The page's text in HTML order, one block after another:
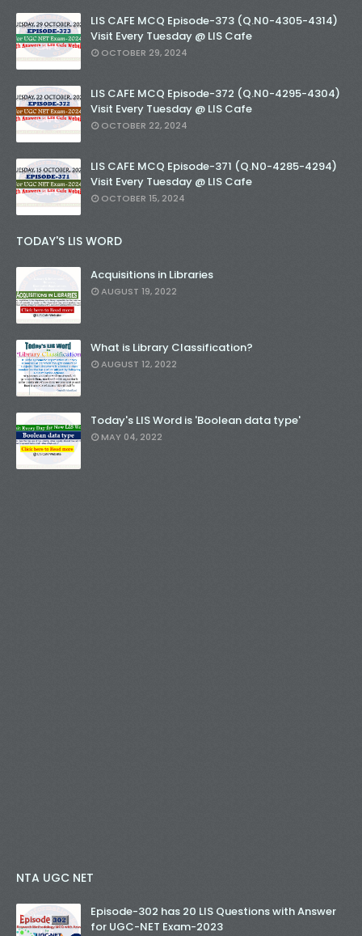
LIS CAFE MCQ Episode-373 (Q.N0-4305-4314)
Visit Every Tuesday @ LIS Cafe
OCTOBER 29, 2024
LIS CAFE MCQ Episode-372 (Q.N0-4295-4304)
Visit Every Tuesday @ LIS Cafe
OCTOBER 22, 2024
LIS CAFE MCQ Episode-371 (Q.N0-4285-4294)
Visit Every Tuesday @ LIS Cafe
OCTOBER 15, 2024
TODAY'S LIS WORD
Acquisitions in Libraries
AUGUST 19, 2022
What is Library Classification?
AUGUST 12, 2022
Today's LIS Word is 'Boolean data type'
MAY 04, 2022
NTA UGC NET
Episode-302 has 20 LIS Questions with Answer
for UGC-NET Exam-2023